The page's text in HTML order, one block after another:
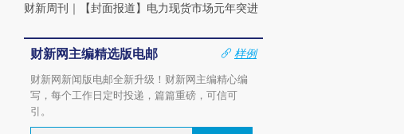
财新周刊 ｜ 【封面报道】电力现货市场元年突进
财新网主编精选版电邮
样例
财新网新闻版电邮全新升级！财新网主编精心编
写，每个工作日定时投递，篇篇重磅，可信可
引。